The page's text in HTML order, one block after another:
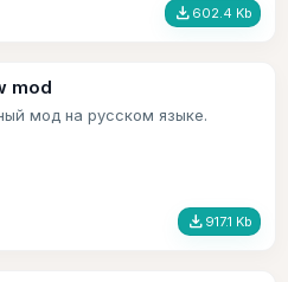
file_download 602.4 Kb
mod
мод на русском языке.
file_download 917.1 Kb